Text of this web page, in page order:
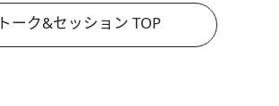
トーク&セッション TOP